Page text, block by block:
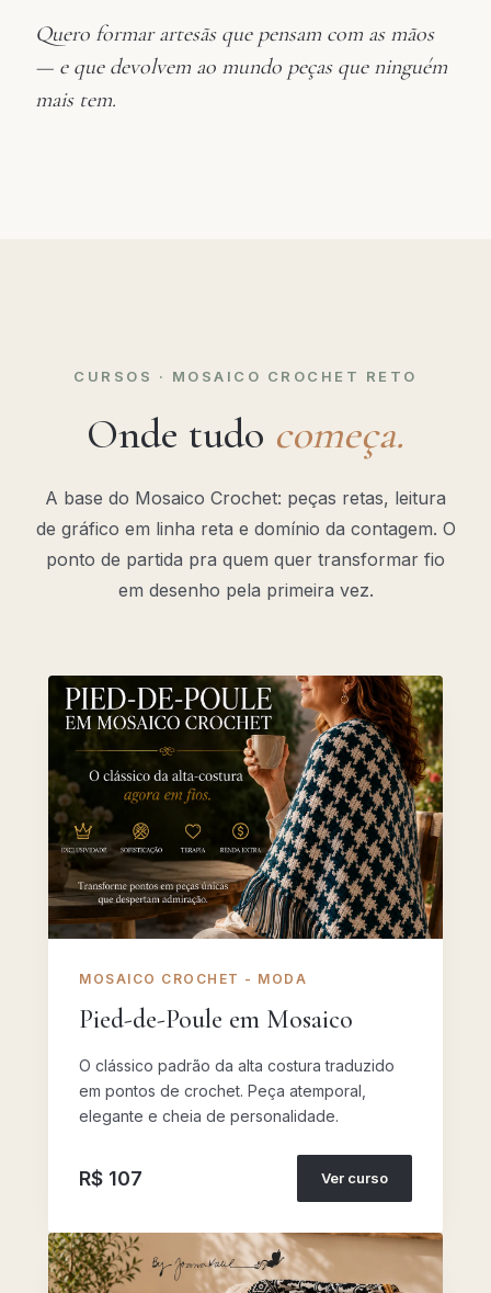
Quero formar artesãs que pensam com as mãos
— e que devolvem ao mundo peças que ninguém
mais tem.
CURSOS · MOSAICO CROCHET RETO
Onde tudo começa.
A base do Mosaico Crochet: peças retas, leitura
de gráfico em linha reta e domínio da contagem. O
ponto de partida pra quem quer transformar fio
em desenho pela primeira vez.
MOSAICO CROCHET - MODA
Pied-de-Poule em Mosaico
O clássico padrão da alta costura traduzido
em pontos de crochet. Peça atemporal,
elegante e cheia de personalidade.
R$ 107 Ver curso